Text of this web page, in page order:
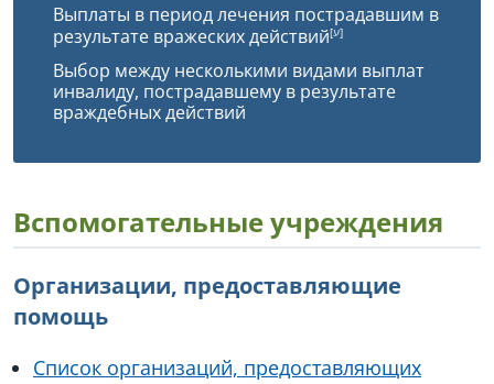
Выплаты в период лечения пострадавшим в
результате вражеских действий
Выбор между несколькими видами выплат
инвалиду, пострадавшему в результате
враждебных действий
Вспомогательные учреждения
Организации, предоставляющие
помощь
Список организаций, предоставляющих